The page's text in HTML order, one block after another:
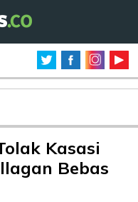
Kasasi
Bebas